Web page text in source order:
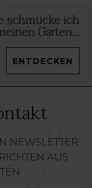
schmücke ich
Garten...
ENTDECKEN
NEWSLETTER
AUS